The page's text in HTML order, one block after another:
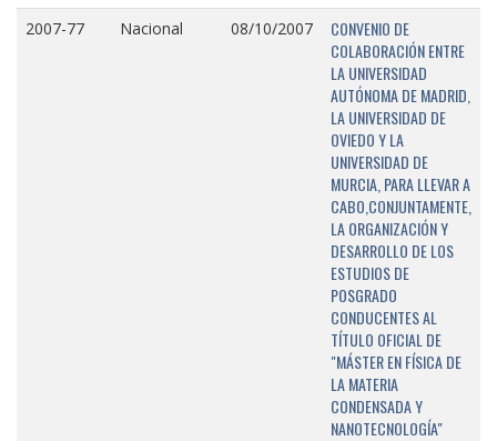
2007-77 Nacional 08/10/2007
CONVENIO DE
COLABORACIÓN ENTRE
LA UNIVERSIDAD
AUTÓNOMA DE MADRID,
LA UNIVERSIDAD DE
OVIEDO Y LA
UNIVERSIDAD DE
MURCIA, PARA LLEVAR A
CABO,CONJUNTAMENTE,
LA ORGANIZACIÓN Y
DESARROLLO DE LOS
ESTUDIOS DE
POSGRADO
CONDUCENTES AL
TÍTULO OFICIAL DE
"MÁSTER EN FÍSICA DE
LA MATERIA
CONDENSADA Y
NANOTECNOLOGÍA"